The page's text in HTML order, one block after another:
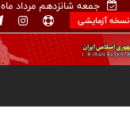
جمعه شانزدهم مرداد ماه
نسخه آزمایشی